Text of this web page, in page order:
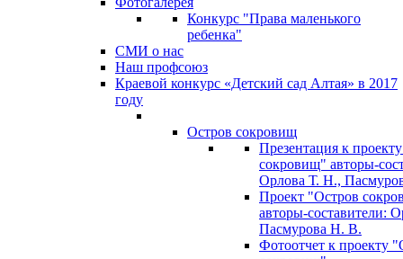
Конкурс "Права маленького
ребенка"
СМИ о нас
Наш профсоюз
Краевой конкурс «Детский сад Алтая» в 2017
году
Остров сокровищ
Презентация к
сокровищ" авторы-
Орлова Т. Н.,
Проект "Остров
авторы-составители:
Пасмурова Н. В.
Фотоотчет к проекту